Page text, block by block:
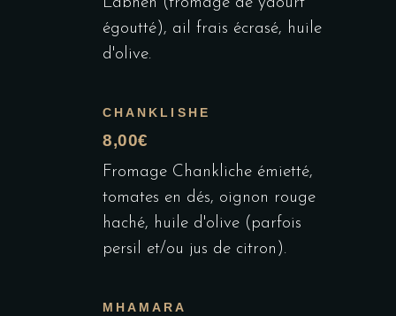
égoutté), ail frais écrasé, huile
d'olive.
CHANKLISHE
8,00€
Fromage Chankliche émietté,
tomates en dés, oignon rouge
haché, huile d'olive (parfois
persil et/ou jus de citron).
MHAMARA